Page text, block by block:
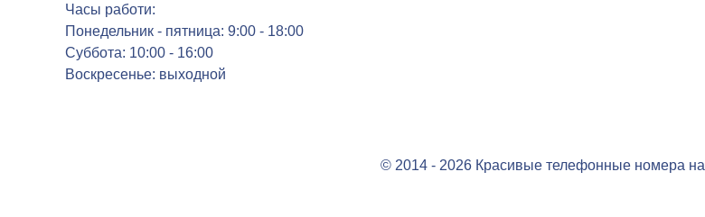
Часы работи:
Понедельник - пятница: 9:00 - 18:00
Суббота: 10:00 - 16:00
Воскресенье: выходной
© 2014 - 2026 Красивые телефонные номера на